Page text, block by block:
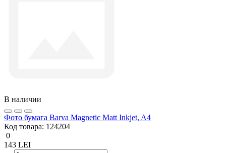
В наличии
Фото бумага Barva Magnetic Matt Inkjet, A4
Код товара: 124204
0
143 LEI